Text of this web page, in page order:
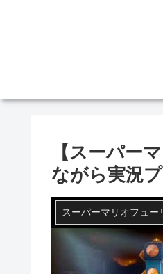
【スーパー
ながら実況
スーパーマリオフュー